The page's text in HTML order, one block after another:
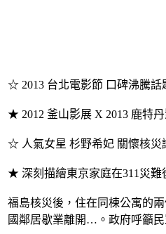
☆ 2013 台北電影節 口碑沸騰話
★ 2012 釜山影展 X 2013 鹿特
☆ 人氣女星 杉野希妃 關懷核災
★ 深刻描繪東京家庭在311災難
福島核災後，住在同棟公寓的
國鄰居歇業離開…。政府呼籲